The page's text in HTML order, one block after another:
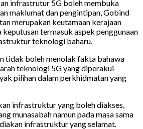
infrastrutur 5G boleh membuka
maklumat dan pengintipan, Gobind
merupakan keutamaan kerajaan
termasuk aspek penggunaan
teknologi baharu.
tidak boleh menolak fakta bahawa
teknologi 5G yang diperakui
pilihan dalam perkhidmatan yang
infrastruktur yang boleh diakses,
munasabah namun pada masa sama
infrastruktur yang selamat.